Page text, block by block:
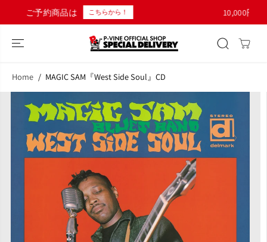
コンテンツにス
キップ 10,000円以上のご購入で日本国内送料無料！
Home MAGIC SAM『West Side Soul』CD
商品情報へスキ
ップ